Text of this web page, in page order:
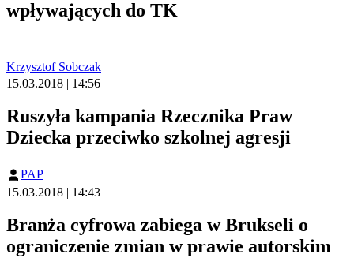
wpływających do TK
Krzysztof Sobczak
15.03.2018 | 14:56
Ruszyła kampania Rzecznika Praw
Dziecka przeciwko szkolnej agresji
PAP
15.03.2018 | 14:43
Branża cyfrowa zabiega w Brukseli o
ograniczenie zmian w prawie autorskim